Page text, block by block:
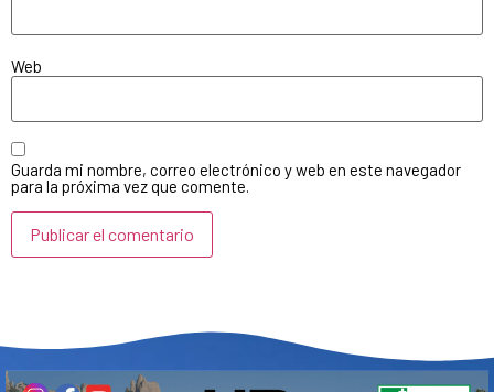
Web
Guarda mi nombre, correo electrónico y web en este navegador
para la próxima vez que comente.